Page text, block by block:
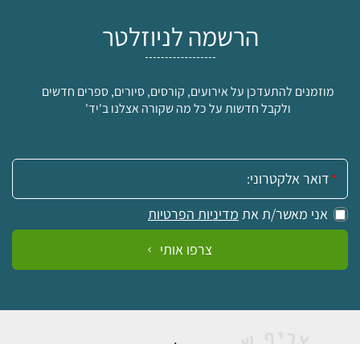
הרשמה לניוזלטר
מוזמנים להתעדכן על אירועים, קורסים, סיורים, ספרים חדשים
ולקבל חדשות על כל מה שקורה אצלנו ב'יד'
אימייל:
אני מאשר/ת את מדיניות הפרטיות
צרפו אותי